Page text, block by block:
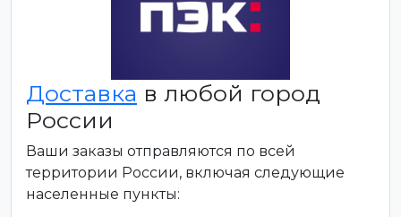
Доставка в любой город
России
Ваши заказы отправляются по всей
территории России, включая следующие
населенные пункты: